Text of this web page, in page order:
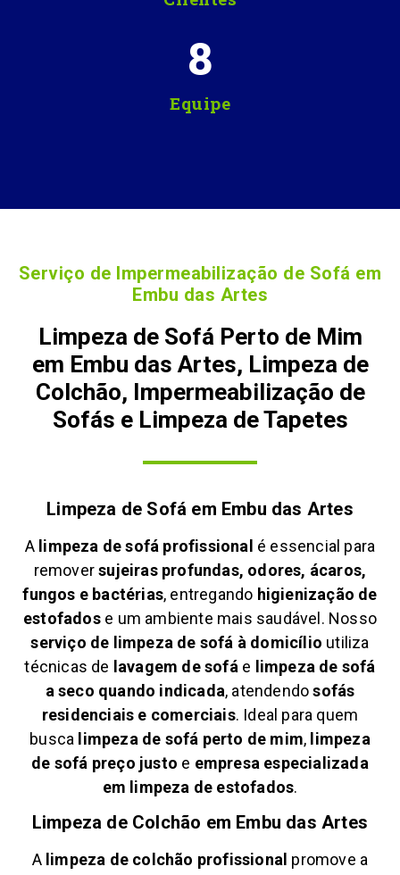
Equipe
8
Serviço de Impermeabilização de Sofá em
Embu das Artes
Limpeza de Sofá Perto de Mim
em Embu das Artes, Limpeza de
Colchão, Impermeabilização de
Sofás e Limpeza de Tapetes
Limpeza de Sofá em Embu das Artes
A limpeza de sofá profissional é essencial para
removersujeiras profundas, odores, ácaros,
fungos e bactérias, entregando higienização de
estofadose um ambiente mais saudável. Nosso
serviço de limpeza de sofá à domicílio utiliza
técnicas de lavagem de sofá e limpeza de sofá
a seco quando indicada, atendendosofás
residenciais e comerciais. Ideal para quem
busca limpeza de sofá perto de mim, limpeza
de sofá preço justo e empresa especializada
em limpeza de estofados.
Limpeza de Colchão em Embu das Artes
A limpeza de colchão profissional promove a